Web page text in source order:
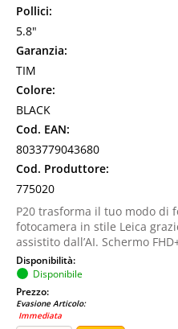
Pollici:
5.8"
Garanzia:
TIM
Colore:
BLACK
Cod. EAN:
8033779043680
Cod. Produttore:
775020
P20 trasforma il tuo modo di
fotocamera in stile Leica
assistito dall’AI. Schermo
Disponibilità:
Disponibile
Prezzo:
Evasione Articolo:
Immediata